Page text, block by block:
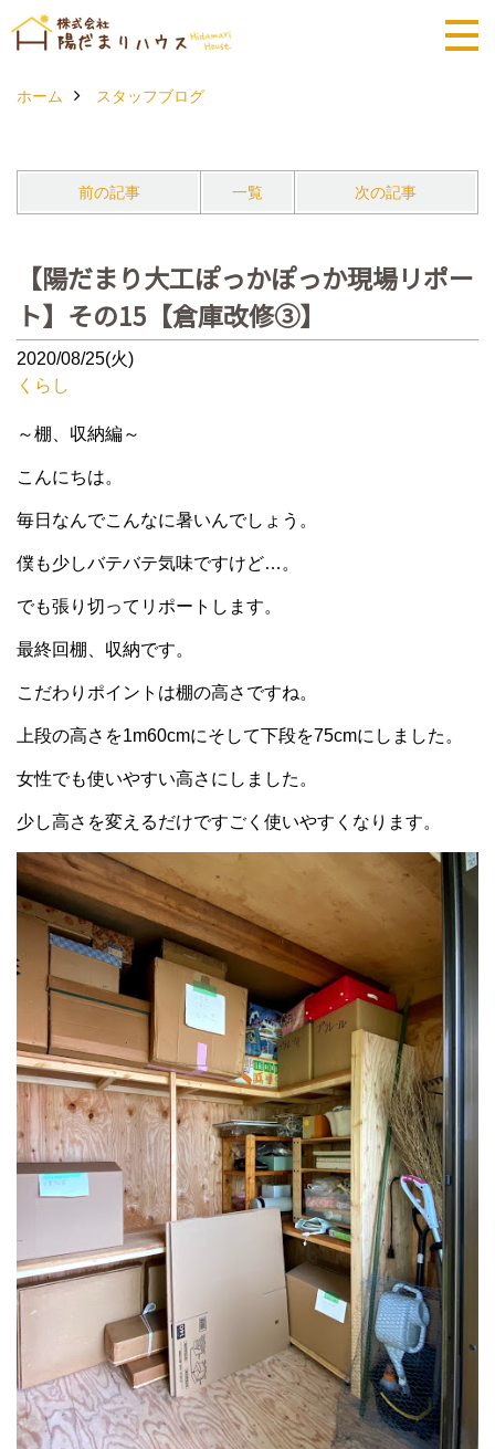
ホーム スタッフブログ
前の記事 一覧 次の記事
【陽だまり大工ぽっかぽっか現場リポー
ト】その15【倉庫改修③】
2020/08/25(火)
くらし
～棚、収納編～
こんにちは。
毎日なんでこんなに暑いんでしょう。
僕も少しバテバテ気味ですけど…。
でも張り切ってリポートします。
最終回棚、収納です。
こだわりポイントは棚の高さですね。
上段の高さを1m60cmにそして下段を75cmにしました。
女性でも使いやすい高さにしました。
少し高さを変えるだけですごく使いやすくなります。